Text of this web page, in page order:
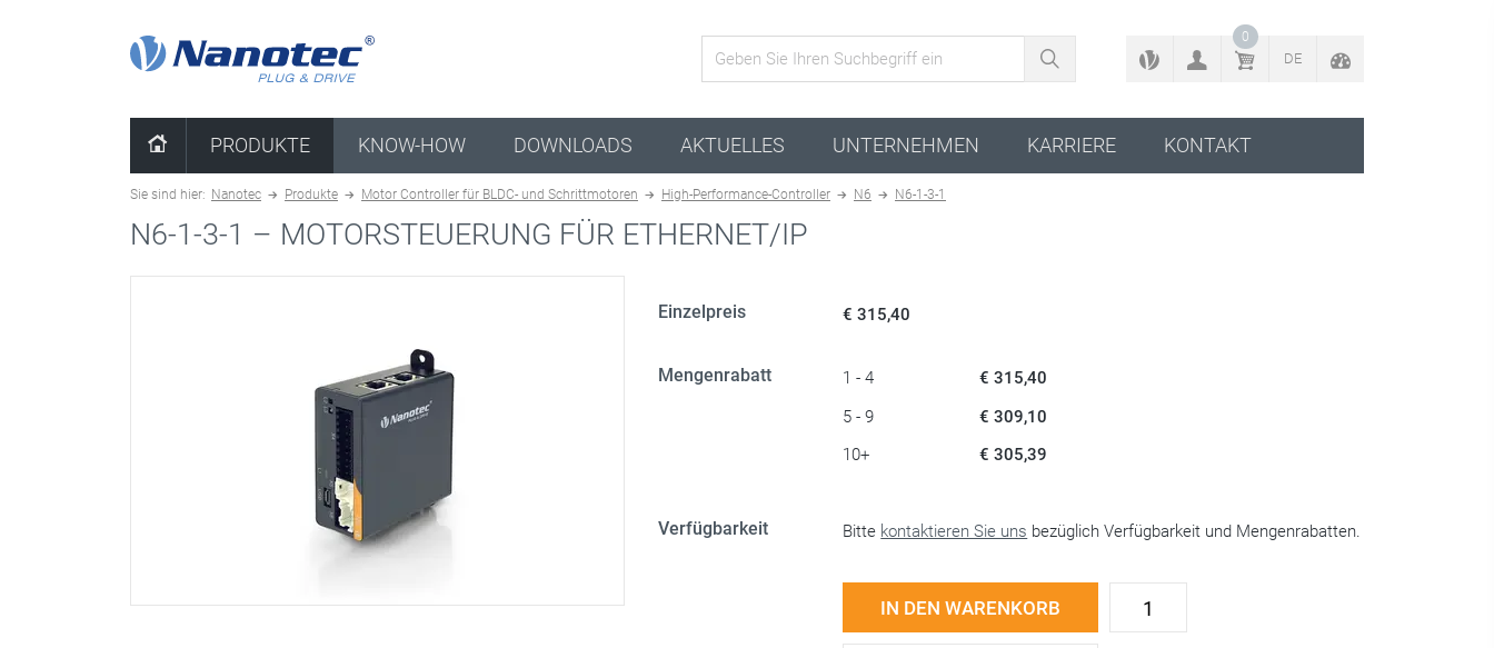
ZURÜCK ZUM KONFIGURATOR
0
DE
PRODUKTE KNOW-HOW DOWNLOADS AKTUELLES UNTERNEHMEN KARRIERE KONTAKT
Sie sind hier: Nanotec Produkte Motor Controller für BLDC- und Schrittmotoren High-Performance-Controller N6 N6-1-3-1
N6-1-3-1 – MOTORSTEUERUNG FÜR ETHERNET/IP
Einzelpreis € 315,40
Mengenrabatt 1 - 4
€ 315,40
5 - 9
€ 309,10
10+
€ 305,39
Verfügbarkeit Bitte kontaktieren Sie uns bezüglich Verfügbarkeit und Mengenrabatten.
IN DEN WARENKORB